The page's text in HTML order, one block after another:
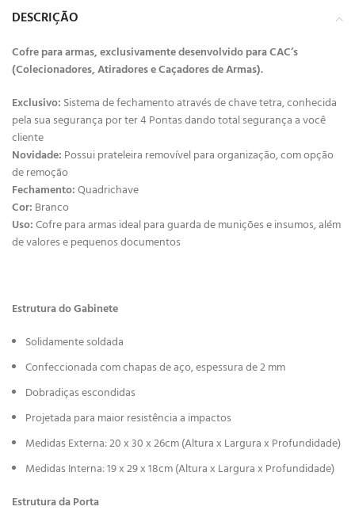
DESCRIÇÃO
Cofre para armas, exclusivamente desenvolvido para CAC’s
(Colecionadores, Atiradores e Caçadores de Armas).
Exclusivo: Sistema de fechamento através de chave tetra, conhecida
pela sua segurança por ter 4 Pontas dando total segurança a você
cliente
Novidade: Possui prateleira removível para organização, com opção
de remoção
Fechamento:Quadrichave
Cor: Branco
Uso:Cofre para armas ideal para guarda de munições e insumos, além
de valores e pequenos documentos
Estrutura do Gabinete
Solidamente soldada
Confeccionada com chapas de aço, espessura de 2 mm
Dobradiças escondidas
Projetada para maior resistência a impactos
Medidas Externa: 20 x 30 x 26cm (Altura x Largura x Profundidade)
Medidas Interna: 19 x 29 x 18cm (Altura x Largura x Profundidade)
Estrutura da Porta